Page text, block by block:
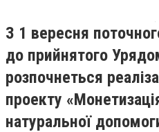
З 1 вересня
до прийнятого
розпочнеться
проекту
натуральної